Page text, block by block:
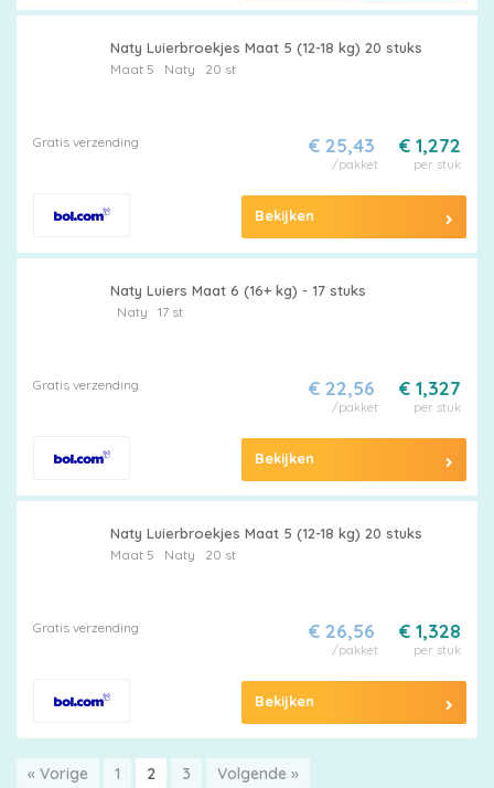
Naty Luierbroekjes Maat 5 (12-18 kg) 20 stuks
Maat 5 Naty 20 st
Gratis verzending € 1,272
per stuk
€ 25,43
/pakket
Bekijken
Naty Luiers Maat 6 (16+ kg) - 17 stuks
Naty 17 st
Gratis verzending € 1,327
per stuk
€ 22,56
/pakket
Bekijken
Naty Luierbroekjes Maat 5 (12-18 kg) 20 stuks
Maat 5 Naty 20 st
Gratis verzending € 1,328
per stuk
€ 26,56
/pakket
Bekijken
« Vorige 1 2 3 Volgende »